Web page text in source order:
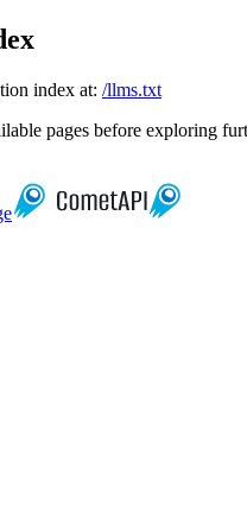
index at: /llms.txt
pages before exploring